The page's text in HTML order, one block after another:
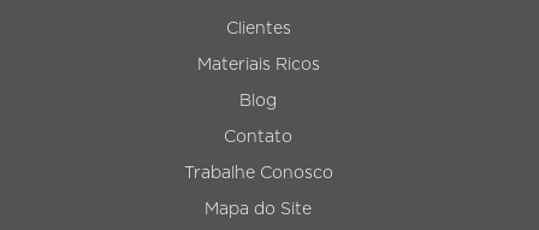
Clientes
Materiais Ricos
Blog
Contato
Trabalhe Conosco
Mapa do Site